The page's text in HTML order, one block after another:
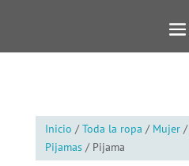
Inicio /Toda la ropa / Mujer/
Pijamas/ Pijama